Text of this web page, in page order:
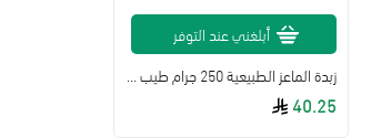
40.25
أبلغني عند التوفر